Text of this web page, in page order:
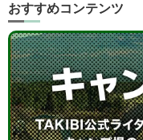
おすすめコンテンツ